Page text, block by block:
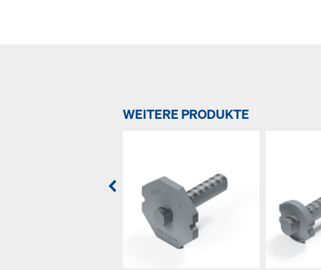
WEITERE PRODUKTE